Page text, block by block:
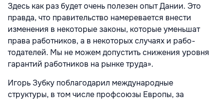
Здесь как раз будет очень полезен опыт Дании. Это
правда, что правительство намеревается внести
изменения в неко­торые законы, которые уменьшат
права работников, а в некоторых случаях и рабо­
тодателей. Мы не можем допустить сниже­ния уровня
гарантий работников на рынке труда».
Игорь Зубку поблагодарил междуна­родные
структуры, в том числе профсоюзы Европы, за